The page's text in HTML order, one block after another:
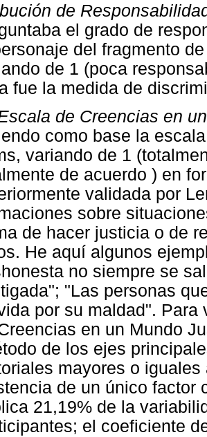
de
el grado de
del fragmento
de 1 (poca
fue la medida de
de Creencias en
como base la
variando de 1
de acuerdo ) en
validada por
sobre
de hacer justicia o de
He aquí algunos
no siempre se
"Las personas
por su maldad".
en un Mundo
de los ejes
mayores o
de un único factor
21,19% de la
el coeficiente